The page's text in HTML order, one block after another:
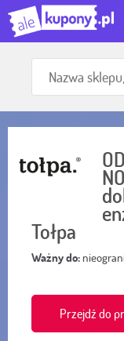
Tołpa
Ważny do:
Przejdź do